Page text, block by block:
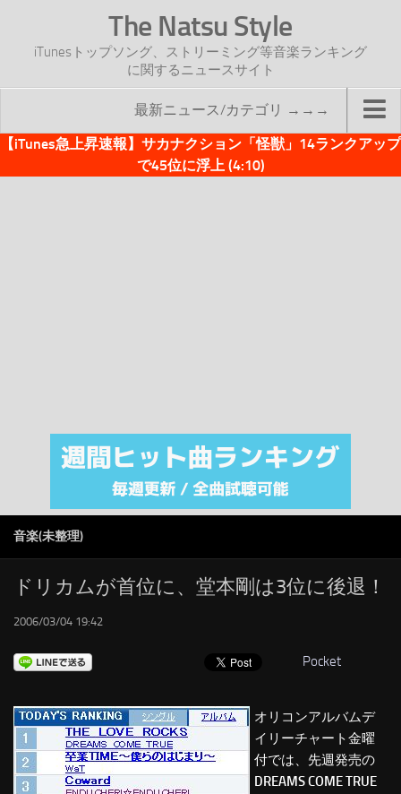
The Natsu Style
iTunesトップソング、ストリーミング等音楽ランキング
に関するニュースサイト
最新ニュース/カテゴリ →→→
TOP
注目カテゴリ
オリジナルiTunes週間トップソング
RSS
LINKS
【iTunes急上昇速報】サカナクション「怪獣」14ランクアップ
で45位に浮上 (4:10)
音楽(未整理)
ドリカムが首位に、堂本剛は3位に後退！
2006/03/04 19:42
Pocket
オリコンアルバムデ
イリーチャート金曜
付では、先週発売の
DREAMS COME TRUE